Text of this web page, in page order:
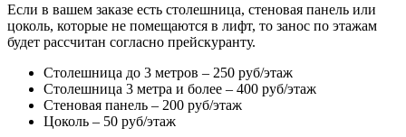
Если в вашем заказе есть столешница, стеновая панель или
цоколь, которые не помещаются в лифт, то занос по этажам
будет рассчитан согласно прейскуранту.
Столешница до 3 метров – 250 руб/этаж
Столешница 3 метра и более – 400 руб/этаж
Стеновая панель – 200 руб/этаж
Цоколь – 50 руб/этаж